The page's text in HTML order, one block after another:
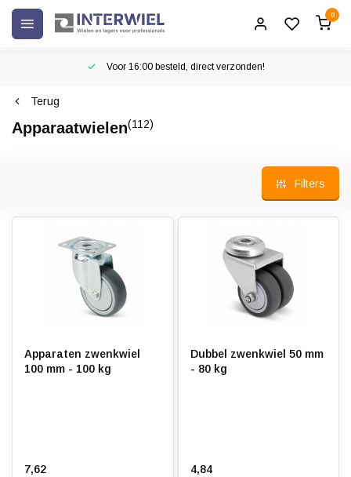
0
Voor 16:00 besteld, direct verzonden!
Terug
Apparaatwielen(112)
Filters
Apparaten zwenkwiel
100 mm - 100 kg
7,62
Dubbel zwenkwiel 50 mm
- 80 kg
4,84